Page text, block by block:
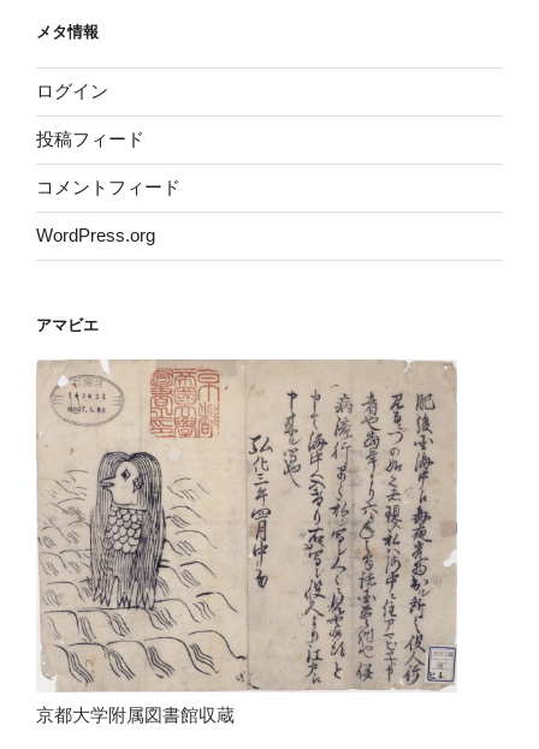
メタ情報
ログイン
投稿フィード
コメントフィード
WordPress.org
アマビエ
京都大学附属図書館収蔵